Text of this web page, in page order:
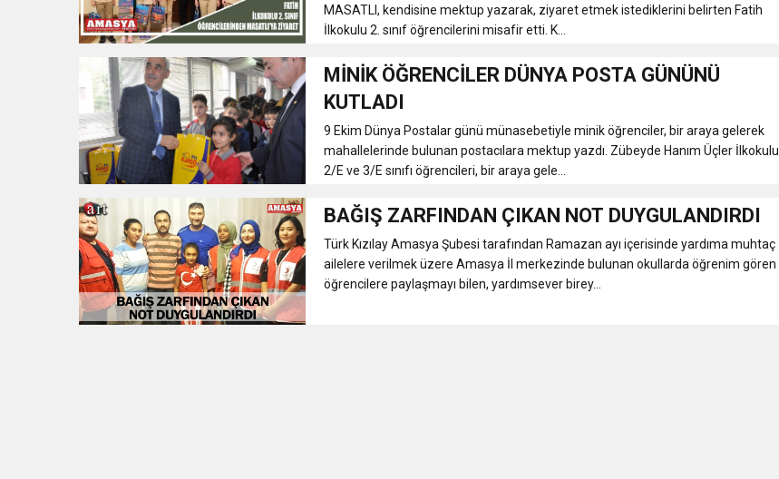
MASATLI, kendisine mektup yazarak, ziyaret etmek istediklerini belirten Fatih
İlkokulu 2. sınıf öğrencilerini misafir etti. K...
MİNİK ÖĞRENCİLER DÜNYA POSTA GÜNÜNÜ
KUTLADI
9 Ekim Dünya Postalar günü münasebetiyle minik öğrenciler, bir araya gelerek
mahallelerinde bulunan postacılara mektup yazdı. Zübeyde Hanım Üçler İlkokulu
2/E ve 3/E sınıfı öğrencileri, bir araya gele...
BAĞIŞ ZARFINDAN ÇIKAN NOT DUYGULANDIRDI
Türk Kızılay Amasya Şubesi tarafından Ramazan ayı içerisinde yardıma muhtaç
ailelere verilmek üzere Amasya İl merkezinde bulunan okullarda öğrenim gören
öğrencilere paylaşmayı bilen, yardımsever birey...